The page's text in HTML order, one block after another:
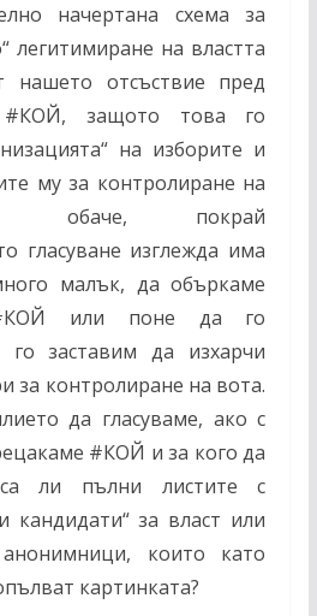
начертана схема за
легитимиране на властта
отсъствие пред
#КОЙ, защото това го
на изборите и
му за контролиране на
обаче, покрай
гласуване изглежда има
малък, да объркаме
КОЙ или поне да го
го заставим да изхарчи
за контролиране на вота.
да гласуваме, ако с
#КОЙ и за кого да
ли пълни листите с
кандидати“ за власт или
които като
картинката?